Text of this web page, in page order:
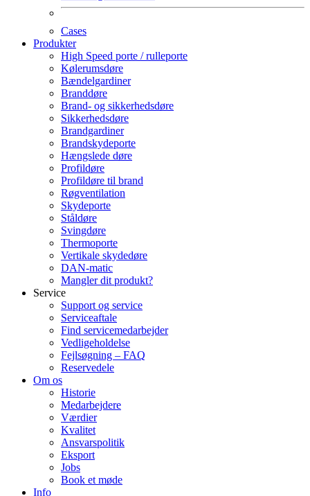
Cases
Produkter
High Speed porte / rulleporte
Kølerumsdøre
Bændelgardiner
Branddøre
Brand- og sikkerhedsdøre
Sikkerhedsdøre
Brandgardiner
Brandskydeporte
Hængslede døre
Profildøre
Profildøre til brand
Røgventilation
Skydeporte
Ståldøre
Svingdøre
Thermoporte
Vertikale skydedøre
DAN-matic
Mangler dit produkt?
Service
Support og service
Serviceaftale
Find servicemedarbejder
Vedligeholdelse
Fejlsøgning – FAQ
Reservedele
Om os
Historie
Medarbejdere
Værdier
Kvalitet
Ansvarspolitik
Eksport
Jobs
Book et møde
Info